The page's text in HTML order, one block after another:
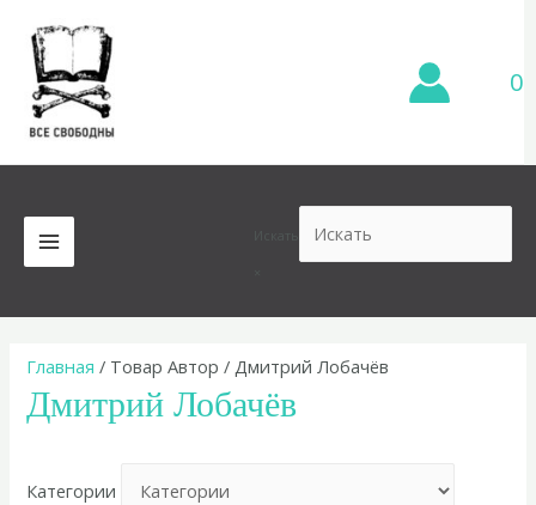
содержимому
0
MAIN
MENU
Главная / Товар Автор / Дмитрий Лобачёв
Дмитрий Лобачёв
Категории